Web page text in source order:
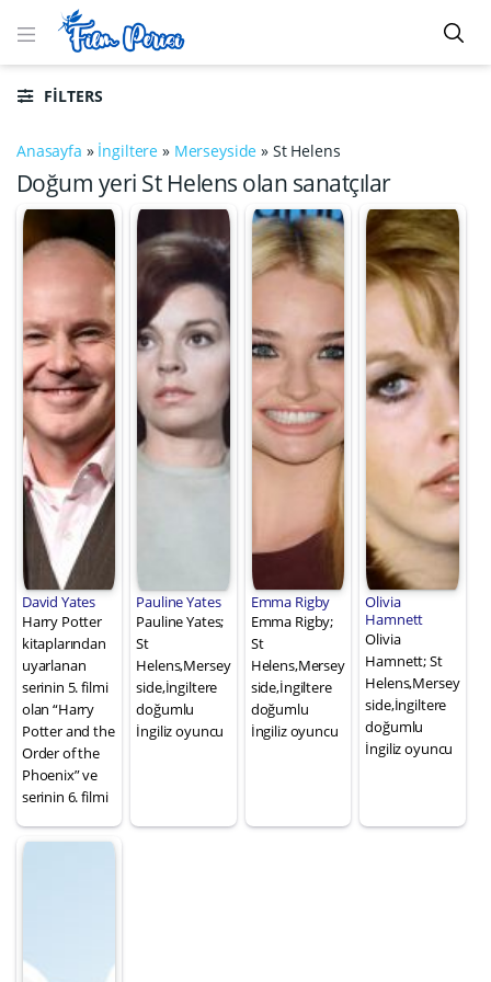
FILTERS
Anasayfa » İngiltere » Merseyside » St Helens
Doğum yeri St Helens olan sanatçılar
David Yates
Harry Potter
kitaplarından
uyarlanan
serinin 5. filmi
olan “Harry
Potter and the
Order of the
Phoenix” ve
serinin 6. filmi
Pauline Yates
Pauline Yates;
St
Helens,Mersey
side,İngiltere
doğumlu
İngiliz oyuncu
Emma Rigby
Emma Rigby;
St
Helens,Mersey
side,İngiltere
doğumlu
İngiliz oyuncu
Olivia
Hamnett
Olivia
Hamnett; St
Helens,Mersey
side,İngiltere
doğumlu
İngiliz oyuncu